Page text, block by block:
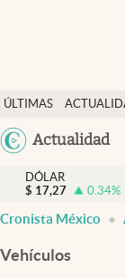
ÚLTIMAS
NOTICIAS
Actualidad
Actualidad
Finanzas y economía
Dólar y mercados
DÓLAR
$ 17,27 0.34%
Cronista México
Vehículos